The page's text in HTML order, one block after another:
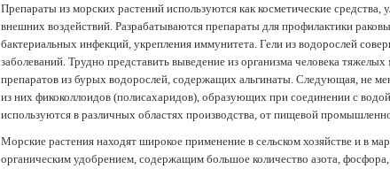
Препараты из морских растений используются как косметические
внешних воздействий. Разрабатываются препараты для профилактики
бактериальных инфекций, укрепления иммунитета. Гели из водорослей
заболеваний. Трудно представить выведение из организма человека
препаратов из бурых водорослей, содержащих альгинаты. Следующая, не
из них фикоколлоидов (полисахаридов), образующих при соединении с
используются в различных областях производства, от пищевой
Морские растения находят широкое применение в сельском хозяйстве и в
органическим удобрением, содержащим большое количество азота,